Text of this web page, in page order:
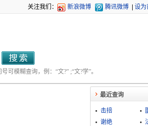
关注我们： 新浪微博 腾讯微博 设为
可模糊查询，例：“文?” ;“文?学”。
最近查询
击掊
谢绝